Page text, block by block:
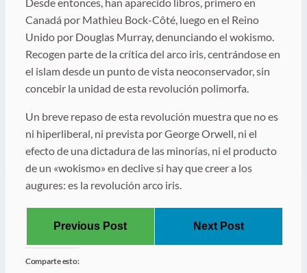
Canadá por Mathieu Bock-Côté, luego en el Reino
Unido por Douglas Murray, denunciando el wokismo.
Recogen parte de la crítica del arco iris, centrándose en
el islam desde un punto de vista neoconservador, sin
concebir la unidad de esta revolución polimorfa.
Un breve repaso de esta revolución muestra que no es
ni hiperliberal, ni prevista por George Orwell, ni el
efecto de una dictadura de las minorías, ni el producto
de un «wokismo» en declive si hay que creer a los
augures: es la revolución arco iris.
Previous Post Next Post
Comparte esto: